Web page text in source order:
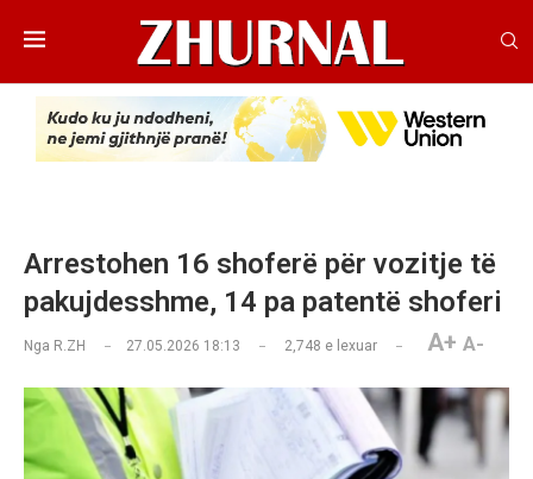
Arrestohen 16 shoferë për vozitje të
pakujdesshme, 14 pa patentë shoferi
Nga R.ZH 27.05.2026 18:13 2,748 e lexuar A+ A-